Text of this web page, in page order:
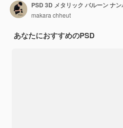
PSD 3D メタリック バルーン ナ
makara chheut
あなたにおすすめのPSD